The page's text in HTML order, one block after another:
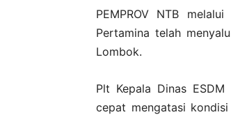
PEMPROV NTB
Pertamina telah
Lombok.
Plt Kepala Dinas
cepat mengatasi